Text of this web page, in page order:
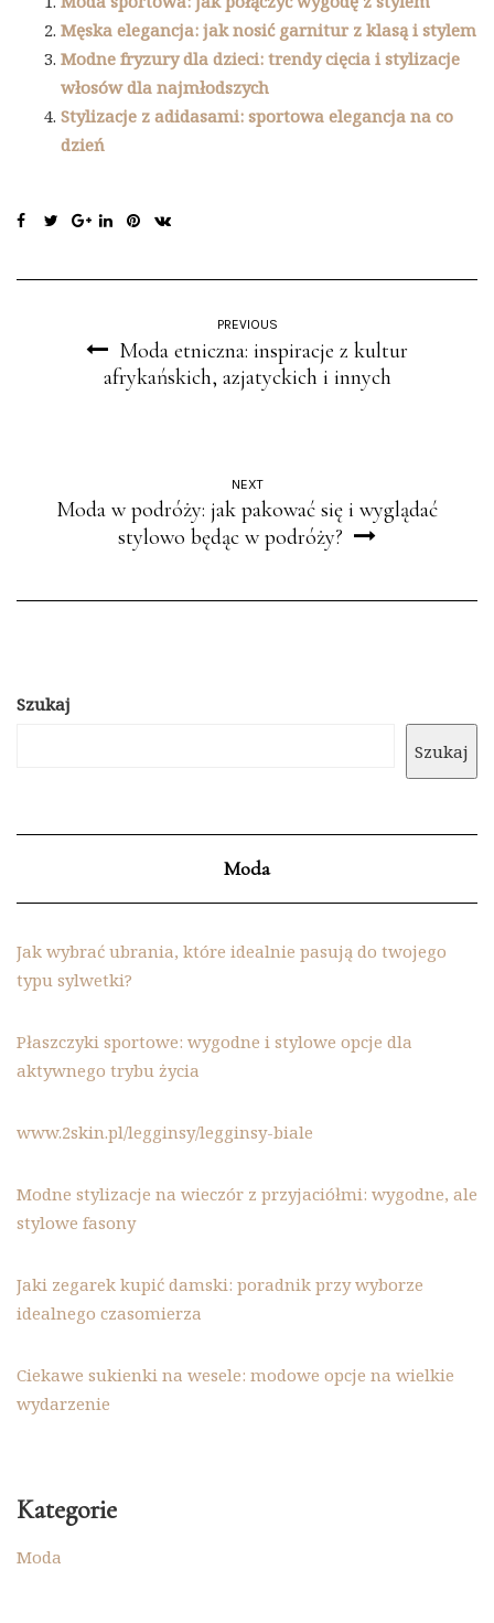
Męska elegancja: jak nosić garnitur z klasą i stylem
Modne fryzury dla dzieci: trendy cięcia i stylizacje
włosów dla najmłodszych
Stylizacje z adidasami: sportowa elegancja na co
dzień
PREVIOUS
Moda etniczna: inspiracje z kultur
afrykańskich, azjatyckich i innych
NEXT
Moda w podróży: jak pakować się i wyglądać
stylowo będąc w podróży?
Szukaj
Szukaj
Moda
Jak wybrać ubrania, które idealnie pasują do twojego
typu sylwetki?
Płaszczyki sportowe: wygodne i stylowe opcje dla
aktywnego trybu życia
www.2skin.pl/legginsy/legginsy-biale
Modne stylizacje na wieczór z przyjaciółmi: wygodne, ale
stylowe fasony
Jaki zegarek kupić damski: poradnik przy wyborze
idealnego czasomierza
Ciekawe sukienki na wesele: modowe opcje na wielkie
wydarzenie
Kategorie
Moda